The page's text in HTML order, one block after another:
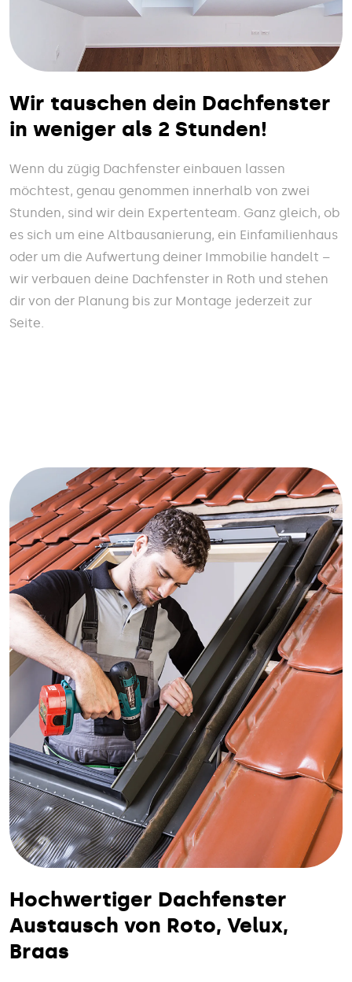
Wir tauschen dein Dachfenster
in weniger als 2 Stunden!
Wenn du zügig Dachfenster einbauen lassen
möchtest, genau genommen innerhalb von zwei
Stunden, sind wir dein Expertenteam. Ganz gleich, ob
es sich um eine Altbausanierung, ein Einfamilienhaus
oder um die Aufwertung deiner Immobilie handelt –
wir verbauen deine Dachfenster in Roth und stehen
dir von der Planung bis zur Montage jederzeit zur
Seite.
Hochwertiger Dachfenster
Austausch von Roto, Velux,
Braas